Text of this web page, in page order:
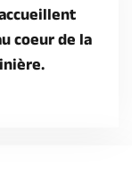
venir ?
coeur de la